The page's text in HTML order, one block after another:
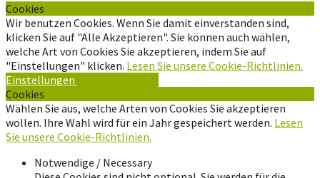
Cookies
Wir benutzen Cookies. Wenn Sie damit einverstanden sind,
klicken Sie auf "Alle Akzeptieren". Sie können auch wählen,
welche Art von Cookies Sie akzeptieren, indem Sie auf
"Einstellungen" klicken. Lesen Sie unsere Cookie-Richtlinien.
Einstellungen
Cookies
Wählen Sie aus, welche Arten von Cookies Sie akzeptieren
wollen. Ihre Wahl wird für ein Jahr gespeichert werden. Lesen
Sie unsere Cookie-Richtlinien.
Notwendige / Necessary